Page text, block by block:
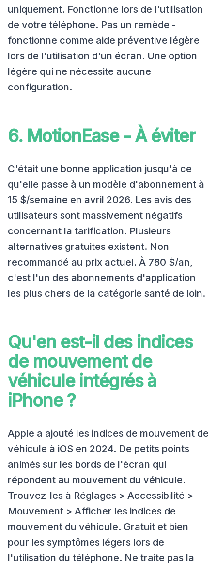
uniquement. Fonctionne lors de l'utilisation
de votre téléphone. Pas un remède -
fonctionne comme aide préventive légère
lors de l'utilisation d'un écran. Une option
légère qui ne nécessite aucune
configuration.
6. MotionEase - À éviter
C'était une bonne application jusqu'à ce
qu'elle passe à un modèle d'abonnement à
15 $/semaine en avril 2026. Les avis des
utilisateurs sont massivement négatifs
concernant la tarification. Plusieurs
alternatives gratuites existent. Non
recommandé au prix actuel. À 780 $/an,
c'est l'un des abonnements d'application
les plus chers de la catégorie santé de loin.
Qu'en est-il des indices
de mouvement de
véhicule intégrés à
iPhone ?
Apple a ajouté les indices de mouvement de
véhicule à iOS en 2024. De petits points
animés sur les bords de l'écran qui
répondent au mouvement du véhicule.
Trouvez-les à Réglages > Accessibilité >
Mouvement > Afficher les indices de
mouvement du véhicule. Gratuit et bien
pour les symptômes légers lors de
l'utilisation du téléphone. Ne traite pas la